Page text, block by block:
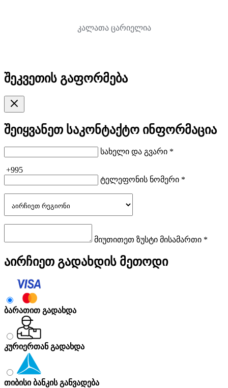
კალათა ცარიელია
შეკვეთის გაფორმება
შეიყვანეთ საკონტაქტო ინფორმაცია
სახელი და გვარი *
+995
ტელეფონის ნომერი *
მიუთითეთ ზუსტი მისამართი *
აირჩიეთ გადახდის მეთოდი
ბარათით გადახდა
კურიერთან გადახდა
თიბისი ბანკის განვადება